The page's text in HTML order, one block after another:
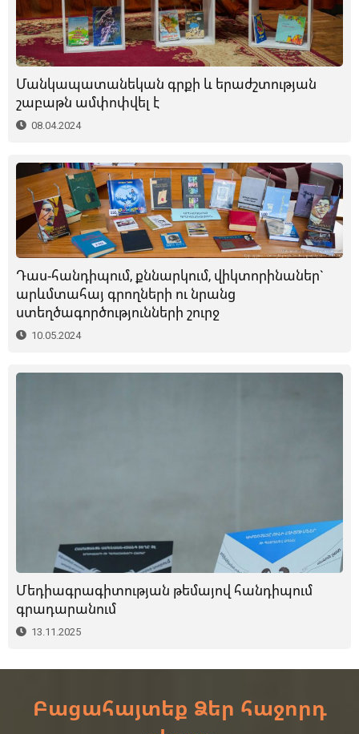
Մանկապատանեկան գրքի և երաժշտության
շաբաթն ամփոփվել է
08.04.2024
Դաս-հանդիպում, քննարկում, վիկտորինաներ`
արևմտահայ գրողների ու նրանց
ստեղծագործությունների շուրջ
10.05.2024
Մեդիագրագիտության թեմայով հանդիպում
գրադարանում
13.11.2025
Բացահայտեք Ձեր հաջորդ